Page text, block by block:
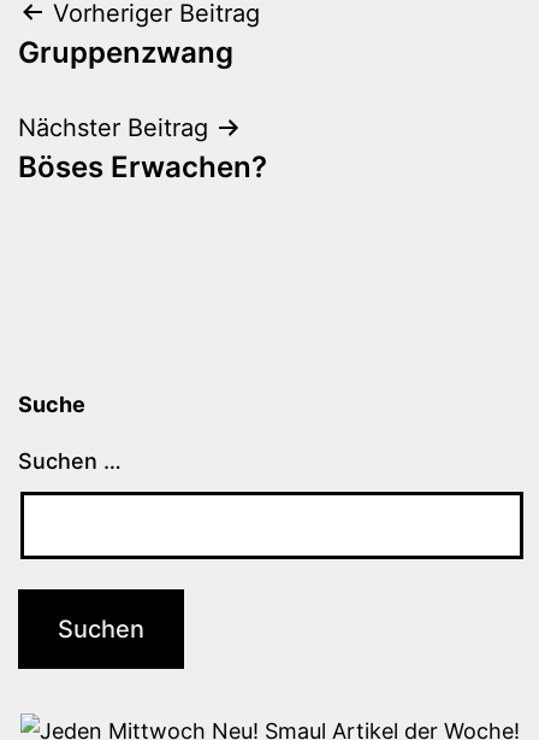
Beitragsnavigation
Vorheriger Beitrag
Gruppenzwang
Nächster Beitrag
Böses Erwachen?
Suche
Suchen …